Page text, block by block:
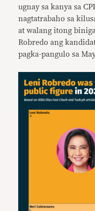
ugnay sa kanya sa
nagtatrabaho sa
at walang itong
Robredo ang
pagka-pangulo sa